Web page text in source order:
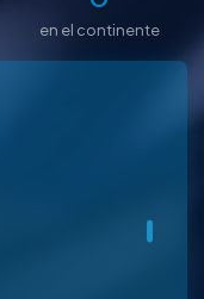
en el continente